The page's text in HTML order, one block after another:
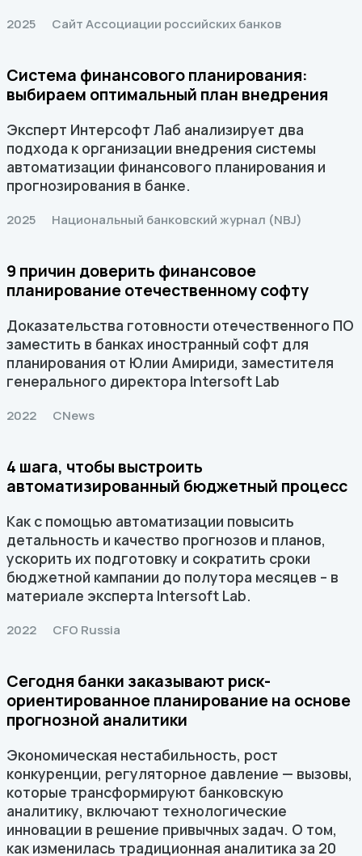
2025 Сайт Ассоциации российских банков
Система финансового планирования:
выбираем оптимальный план внедрения
Эксперт Интерсофт Лаб анализирует два
подхода к организации внедрения системы
автоматизации финансового планирования и
прогнозирования в банке.
2025 Национальный банковский журнал (NBJ)
9 причин доверить финансовое
планирование отечественному софту
Доказательства готовности отечественного ПО
заместить в банках иностранный софт для
планирования от Юлии Амириди, заместителя
генерального директора Intersoft Lab
2022 CNews
4 шага, чтобы выстроить
автоматизированный бюджетный процесс
Как с помощью автоматизации повысить
детальность и качество прогнозов и планов,
ускорить их подготовку и сократить сроки
бюджетной кампании до полутора месяцев – в
материале эксперта Intersoft Lab.
2022 CFO Russia
Сегодня банки заказывают риск-
ориентированное планирование на основе
прогнозной аналитики
Экономическая нестабильность, рост
конкуренции, регуляторное давление — вызовы,
которые трансформируют банковскую
аналитику, включают технологические
инновации в решение привычных задач. О том,
как изменилась традиционная аналитика за 20